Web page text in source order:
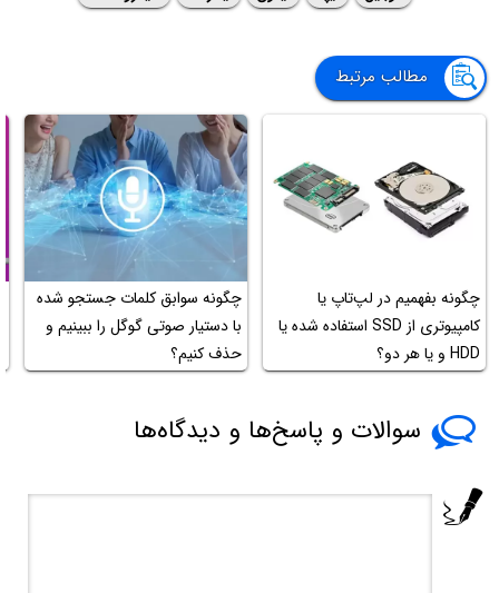
مطالب مرتبط
چگونه بفهمیم در لپ‌تاپ یا
کامپیوتری از SSD استفاده شده یا
HDD و یا هر دو؟
چگونه سوابق کلمات جستجو شده
با دستیار صوتی گوگل را ببینیم و
حذف کنیم؟
سوالات و پاسخ‌ها و دیدگاه‌ها